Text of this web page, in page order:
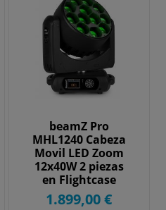
beamZ Pro
MHL1240 Cabeza
Movil LED Zoom
12x40W 2 piezas
en Flightcase
150101
1.899,00 €